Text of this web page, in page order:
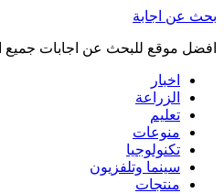
بحث عن اجابة
افضل موقع للبحث عن اجابات جميع
اخبار
الزراعة
تعليم
منوعات
تكنولوجيا
سينما وتلفزيون
منتجات